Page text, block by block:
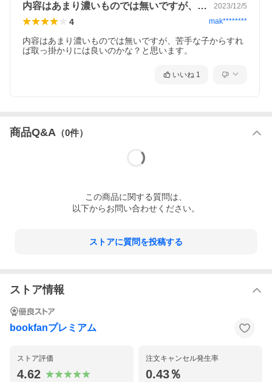
内容はあまり濃いものでは無いですが、苦… 2023/12/5
4 mak********
内容はあまり濃いものでは無いですが、苦手な子からすれ
ば取っ掛かりには良いのかな？と思います。
いいね 1
商品Q&A （0件）
この商品に関する質問は、
以下からお問い合わせください。
ストアに質問を投稿する
ストア情報
bookfanプレミアム
ストア評価
4.62
注文キャンセル発生率
0.43％